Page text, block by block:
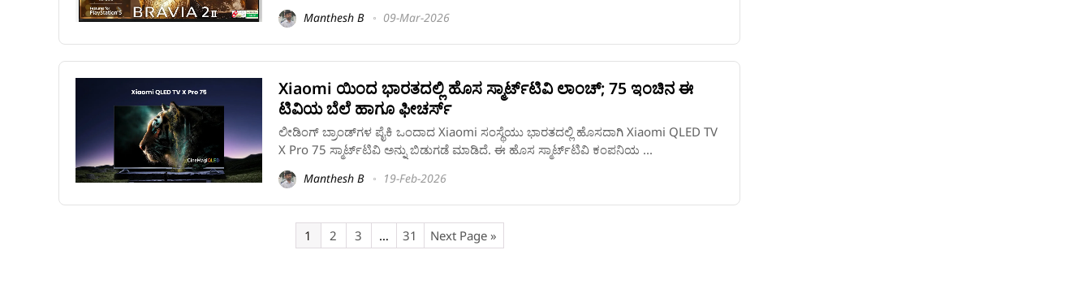
Manthesh B 09-Mar-2026
Xiaomi ಯಿಂದ ಭಾರತದಲ್ಲಿ ಹೊಸ ಸ್ಮಾರ್ಟ್‌ಟಿವಿ ಲಾಂಚ್‌; 75 ಇಂಚಿನ ಈ
ಟಿವಿಯ ಬೆಲೆ ಹಾಗೂ ಫೀಚರ್ಸ್‌
ಲೀಡಿಂಗ್‌ ಬ್ರಾಂಡ್‌ಗಳ ಪೈಕಿ ಒಂದಾದ Xiaomi ಸಂಸ್ಥೆಯು ಭಾರತದಲ್ಲಿ ಹೊಸದಾಗಿ Xiaomi QLED TV
X Pro 75 ಸ್ಮಾರ್ಟ್‌ಟಿವಿ ಅನ್ನು ಬಿಡುಗಡೆ ಮಾಡಿದೆ. ಈ ಹೊಸ ಸ್ಮಾರ್ಟ್‌ಟಿವಿ ಕಂಪನಿಯ ...
Manthesh B 19-Feb-2026
1 2 3 … 31 Next Page »